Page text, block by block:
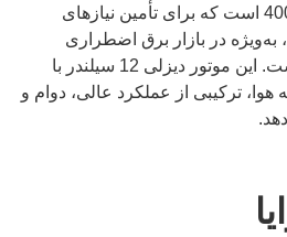
محصولات برجسته سری 4000 است که برای تأمین نیازهای
به‌ویژه در بازار برق اضطراری
(Standby)، طراحی شده است. این موتور دیزلی 12 سیلندر با
هوا، ترکیبی از عملکرد عالی، دوام و